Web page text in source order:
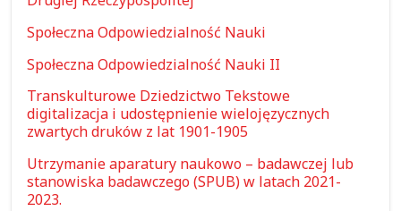
Społeczna Odpowiedzialność Nauki
Społeczna Odpowiedzialność Nauki II
Transkulturowe Dziedzictwo Tekstowe
digitalizacja i udostępnienie wielojęzycznych
zwartych druków z lat 1901-1905
Utrzymanie aparatury naukowo – badawczej lub
stanowiska badawczego (SPUB) w latach 2021-
2023.